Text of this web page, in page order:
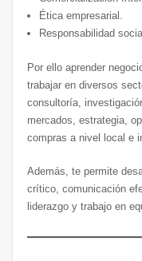
Ética empresarial.
Responsabilidad
Por ello aprender
trabajar en diversos
consultoría,
mercados, estrategia,
compras a nivel local e
Además, te permite
crítico, comunicación
liderazgo y trabajo en